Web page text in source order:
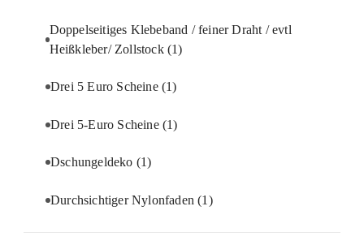
Doppelseitiges Klebeband / feiner Draht / evtl
Heißkleber/ Zollstock(1)
Drei 5 Euro Scheine (1)
Drei 5-Euro Scheine (1)
Dschungeldeko (1)
Durchsichtiger Nylonfaden(1)